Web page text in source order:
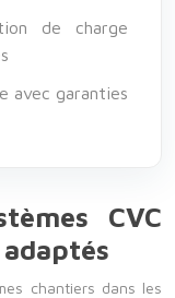
de charge
avec garanties
CVC
chantiers dans les